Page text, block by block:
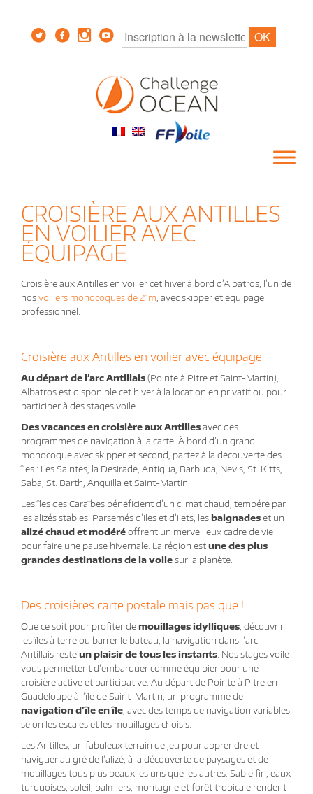
CROISIÈRE AUX ANTILLES
EN VOILIER AVEC
ÉQUIPAGE
Croisière aux Antilles en voilier cet hiver à bord d’Albatros, l’un de
nosvoiliers monocoques de 21m , avec skipper et équipage
professionnel.
Croisière aux Antilles en voilier avec équipage
Au départ de l’arc Antillais(Pointe à Pitre et Saint-Martin),
Albatros est disponible cet hiver à la location en privatif ou pour
participer à des stages voile.
Des vacances en croisière aux Antillesavec des
programmes de navigation à la carte. À bord d’un grand
monocoque avec skipper et second, partez à la découverte des
îles : Les Saintes, la Desirade, Antigua, Barbuda, Nevis, St. Kitts,
Saba, St. Barth, Anguilla et Saint-Martin.
Les îles des Caraïbes bénéficient d’un climat chaud, tempéré par
les alizés stables. Parsemés d’iles et d’ilets, lesbaignadeset un
alizé chaud et modéréoffrent un merveilleux cadre de vie
pour faire une pause hivernale. La région estune des plus
grandes destinations de la voilesur la planète.
Des croisières carte postale mais pas que !
Que ce soit pour profiter demouillages idylliques , découvrir
les îles à terre ou barrer le bateau, la navigation dans l’arc
Antillais resteun plaisir de tous les instants . Nos stages voile
vous permettent d’embarquer comme équipier pour une
croisière active et participative. Au départ de Pointe à Pitre en
Guadeloupe à l’île de Saint-Martin, un programme de
navigation d’île en île , avec des temps de navigation variables
selon les escales et les mouillages choisis.
Les Antilles, un fabuleux terrain de jeu pour apprendre et
naviguer au gré de l’alizé, à la découverte de paysages et de
mouillages tous plus beaux les uns que les autres. Sable fin, eaux
turquoises, soleil, palmiers, montagne et forêt tropicale rendent